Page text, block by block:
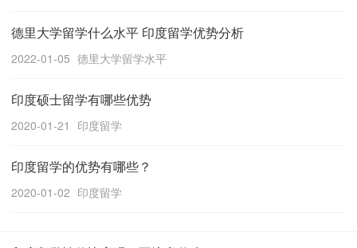
德里大学留学什么水平 印度留学优势分析
2022-01-05 德里大学留学水平
印度硕士留学有哪些优势
2020-01-21 印度留学
印度留学的优势有哪些？
2020-01-02 印度留学